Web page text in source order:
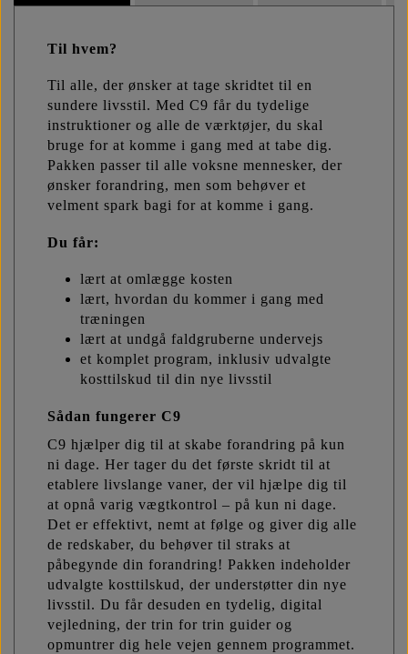
Til hvem?
Til alle, der ønsker at tage skridtet til en
sundere livsstil. Med C9 får du tydelige
instruktioner og alle de værktøjer, du skal
bruge for at komme i gang med at tabe dig.
Pakken passer til alle voksne mennesker, der
ønsker forandring, men som behøver et
velment spark bagi for at komme i gang.
Du får:
lært at omlægge kosten
lært, hvordan du kommer i gang med
træningen
lært at undgå faldgruberne undervejs
et komplet program, inklusiv udvalgte
kosttilskud til din nye livsstil
Sådan fungerer C9
C9 hjælper dig til at skabe forandring på kun
ni dage. Her tager du det første skridt til at
etablere livslange vaner, der vil hjælpe dig til
at opnå varig vægtkontrol – på kun ni dage.
Det er effektivt, nemt at følge og giver dig alle
de redskaber, du behøver til straks at
påbegynde din forandring! Pakken indeholder
udvalgte kosttilskud, der understøtter din nye
livsstil. Du får desuden en tydelig, digital
vejledning, der trin for trin guider og
opmuntrer dig hele vejen gennem programmet.